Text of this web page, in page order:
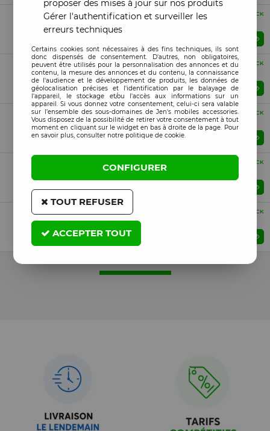
Compatible EN STOCK
Vitre caméra-photo noir Xiaomi 12X
Compatible EN STOCK
Nappe flex wifi Xiaomi 12X
Prix : Veuillez vous connecter
Compatible EN STOCK
Tiroir sim Xiaomi 12X bleu
Prix : Veuillez vous connecter
EN STOCK
Tiroir sim Xiaomi 12X noir
EN STOCK
Tiroir sim Xiaomi 12X violet
Prix : Veuillez vous connecter
proposer des mises à jour sur nos produits
Gérer l'authentification et surveiller les
erreurs techniques
Certains cookies sont nécessaires à des fins techniques, ils sont
donc dispensés de consentement. D'autres, non obligatoires,
peuvent être utilisés pour la personnalisation des annonces et du
contenu, la mesure des annonces et du contenu, la connaissance
de l'audience et le développement de produits, les données de
géolocalisation précises et l'identification par le balayage de
l'appareil, le stockage et/ou l'accès aux informations sur un
appareil. Si vous donnez votre consentement, celui-ci sera valable
sur l’ensemble des sous-domaines de Jen's mobiles accessories.
Vous disposez de la possibilité de retirer votre consentement à tout
moment en cliquant sur le widget en bas à droite de la page. Pour
en savoir plus, consulter notre politique de cookie.
CONFIGURER
TOUT REFUSER
ACCEPTER TOUT